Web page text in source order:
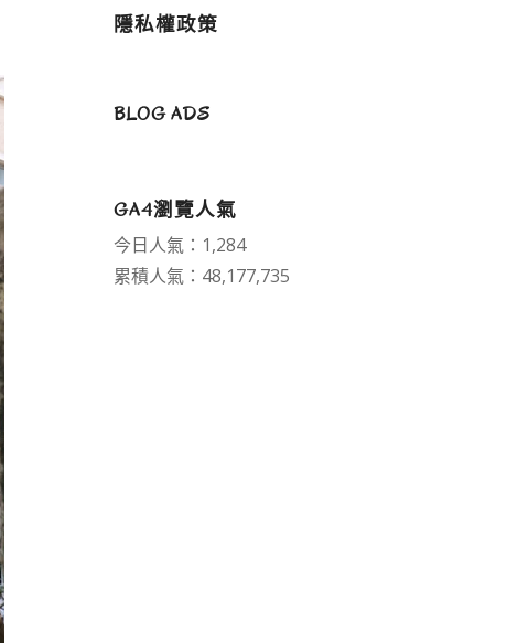
隱私權政策
BLOG ADS
GA4瀏覽人氣
今日人氣：1,284
累積人氣：48,177,735